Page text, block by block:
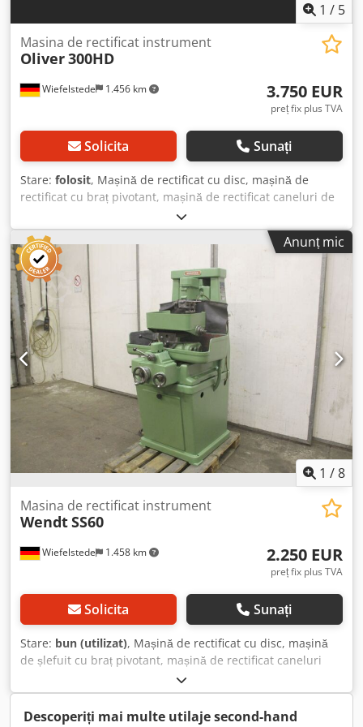
1 / 5
Wiefelstede 1.456 km
Masina de rectificat instrument
Oliver300HD
3.750 EUR
preț fix plus TVA
Solicita Sunați
Stare: folosit, Mașină de rectificat cu disc, mașină de
rectificat cu braț pivotant, mașină de rectificat caneluri de
rupere a așchiilor din carbură, mașină de rectificat pentru
scule, mașină de rectificat, polizor unghiular, mașină de
rectificat cuțite de strung. - Cap de rectificare: pivotant -
Masă de prindere: 410 x 410 mm - Placă magnetică Hitachi:
470 x 160 mm - Diametrul corpului de rectificat: 90 mm -
Dimensiuni: 1440/760/H1745 mm Dcodpfxsfl Acij Ab Rjk -
Greutate: 712 kg
Anunț mic
1 /8
Wiefelstede 1.458 km
Masina de rectificat instrument
WendtSS60
2.250 EUR
preț fix plus TVA
Solicita Sunați
Stare: bun (utilizat), Mașină de rectificat cu disc, mașină
de șlefuit cu braț pivotant, mașină de rectificat caneluri
pentru ruperea spanului la plăcuțe din carbură, mașină de
ascuțit scule, mașină de șlefuit, polizor unghiular, mașină
de rectificat dălți de strung Dcsdpocvnaisfx Ab Rsk - Masă
Descoperiți mai multe utilaje second-hand